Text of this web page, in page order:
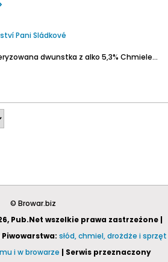
Pani Sládkové
dwunstka z alko 5,3% Chmiele: Żatecki i Premiant.
© Browar.biz
Pub.Net wszelkie prawa zastrzeżone |
słód, chmiel, drożdże i sprzęt
i w browarze | Serwis przeznaczony